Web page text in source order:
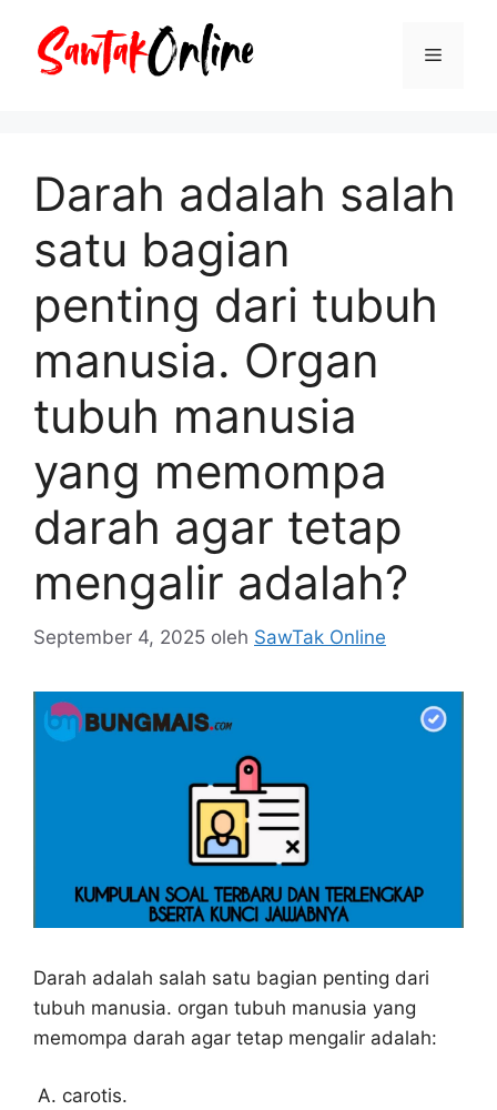
Menu
Darah adalah salah
satu bagian
penting dari tubuh
manusia. Organ
tubuh manusia
yang memompa
darah agar tetap
mengalir adalah?
September 4, 2025 oleh SawTak Online
Darah adalah salah satu bagian penting dari
tubuh manusia. organ tubuh manusia yang
memompa darah agar tetap mengalir adalah:
carotis.